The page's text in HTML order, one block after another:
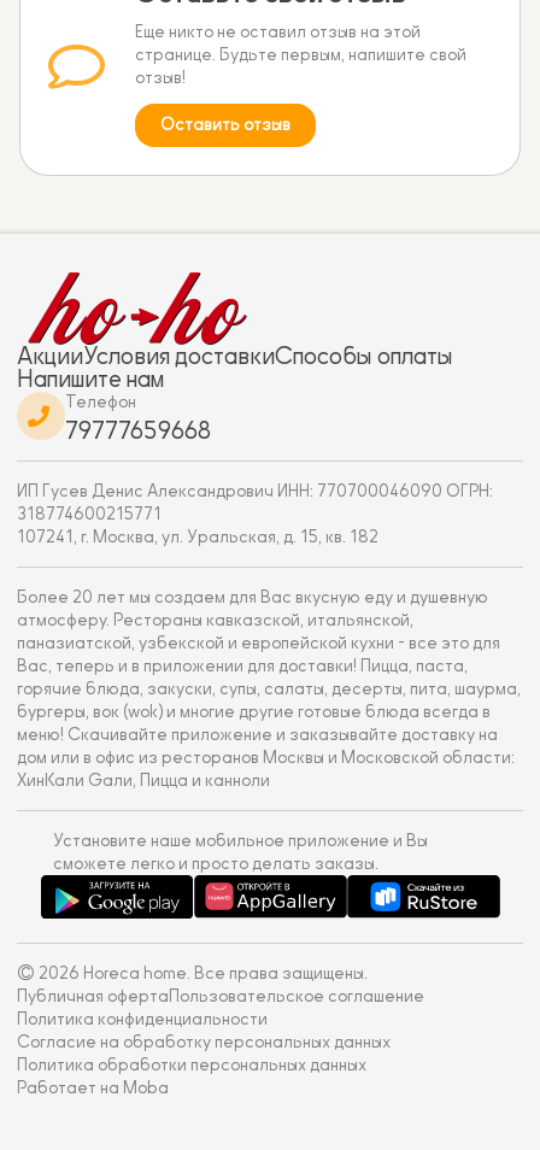
Еще никто не оставил отзыв на этой
странице. Будьте первым, напишите свой
отзыв!
Оставить отзыв
АкцииУсловия доставкиСпособы оплаты
Напишите нам
Телефон
79777659668
ИП Гусев Денис Александрович ИНН: 770700046090 ОГРН:
318774600215771
107241, г. Москва, ул. Уральская, д. 15, кв. 182
Более 20 лет мы создаем для Вас вкусную еду и душевную
атмосферу. Рестораны кавказской, итальянской,
паназиатской, узбекской и европейской кухни - все это для
Вас, теперь и в приложении для доставки! Пицца, паста,
горячие блюда, закуски, супы, салаты, десерты, пита, шаурма,
бургеры, вок (wok) и многие другие готовые блюда всегда в
меню! Скачивайте приложение и заказывайте доставку на
дом или в офис из ресторанов Москвы и Московской области:
ХинКали Gали, Пицца и канноли
Установите наше мобильное приложение и Вы
сможете легко и просто делать заказы.
© 2026 Horeca home. Все права защищены.
Публичная оферта Пользовательское соглашение
Политика конфиденциальности
Согласие на обработку персональных данных
Политика обработки персональных данных
Работает на Moba